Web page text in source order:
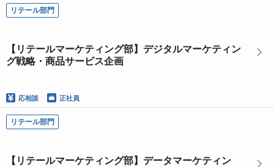
リテール部門
【リテールマーケティング部】デジタルマーケティン
グ戦略・商品サービス企画
応相談 正社員
リテール部門
【リテールマーケティング部】データマーケティン